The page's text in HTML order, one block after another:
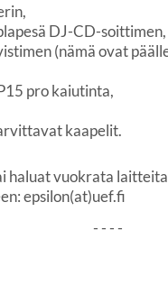
DJ-CD-soittimen,
(nämä ovat
pro kaiutinta,
kaapelit.
haluat vuokrata
epsilon(at)uef.fi
- - - -